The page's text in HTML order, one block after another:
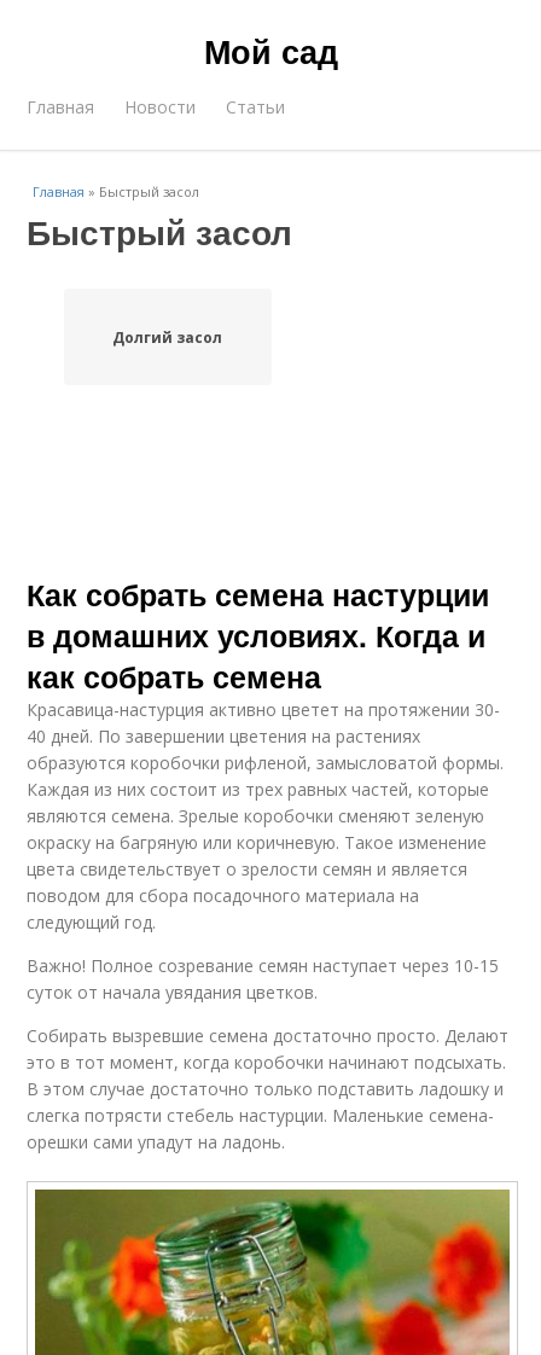
Мой сад
Главная Новости Статьи
Главная » Быстрый засол
Быстрый засол
Долгий засол
Как собрать семена настурции
в домашних условиях. Когда и
как собрать семена
Красавица-настурция активно цветет на протяжении 30-
40 дней. По завершении цветения на растениях
образуются коробочки рифленой, замысловатой формы.
Каждая из них состоит из трех равных частей, которые
являются семена. Зрелые коробочки сменяют зеленую
окраску на багряную или коричневую. Такое изменение
цвета свидетельствует о зрелости семян и является
поводом для сбора посадочного материала на
следующий год.
Важно! Полное созревание семян наступает через 10-15
суток от начала увядания цветков.
Собирать вызревшие семена достаточно просто. Делают
это в тот момент, когда коробочки начинают подсыхать.
В этом случае достаточно только подставить ладошку и
слегка потрясти стебель настурции. Маленькие семена-
орешки сами упадут на ладонь.